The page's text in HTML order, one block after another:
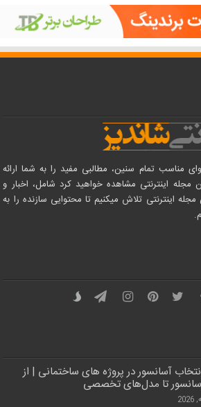
مناسب تمام سنین، مطالبی مفید را به شما ارائه
مجله اینترنتی مشاهده خواهید کرد شامل، اخبار و
اینترنتی تلاش میکنیم تا محتوایی سازنده را به
آسانسور در پروژه‌ های ساختمانی | از
تا مدل‌های تخصصی